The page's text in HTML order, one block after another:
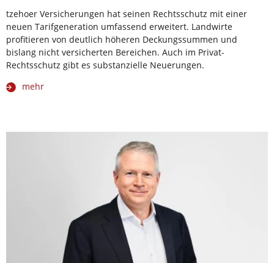
tzehoer Versicherungen hat seinen Rechtsschutz mit einer
neuen Tarifgeneration umfassend erweitert. Landwirte
profitieren von deutlich höheren Deckungssummen und
bislang nicht versicherten Bereichen. Auch im Privat-
Rechtsschutz gibt es substanzielle Neuerungen.
mehr